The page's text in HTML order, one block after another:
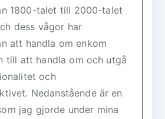
1800-talet till 2000-talet
dess vågor har
att handla om enkom
till att handla om och utgå
och
Nedanstående är en
jag gjorde under mina